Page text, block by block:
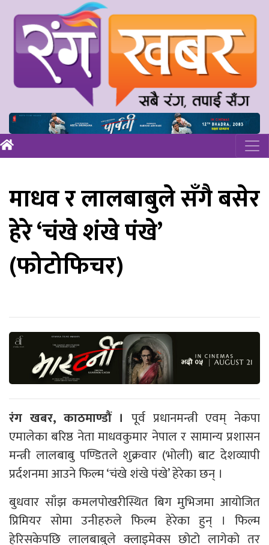
माधव र लालबाबुले सँगै बसेर
हेरे ‘चंखे शंखे पंखे’
(फोटोफिचर)
रंग खबर, काठमाण्डौं । पूर्व प्रधानमन्त्री एवम् नेकपा
एमालेका बरिष्ठ नेता माधवकुमार नेपाल र सामान्य प्रशासन
मन्त्री लालबाबु पण्डितले शुक्रवार (भोली) बाट देशव्यापी
प्रर्दशनमा आउने फिल्म ‘चंखे शंखे पंखे’ हेरेका छन् ।
बुधवार साँझ कमलपोखरीस्थित बिग मुभिजमा आयोजित
प्रिमियर सोमा उनीहरुले फिल्म हेरेका हुन् । फिल्म
हेरिसकेपछि लालबाबुले क्लाइमेक्स छोटो लागेको तर